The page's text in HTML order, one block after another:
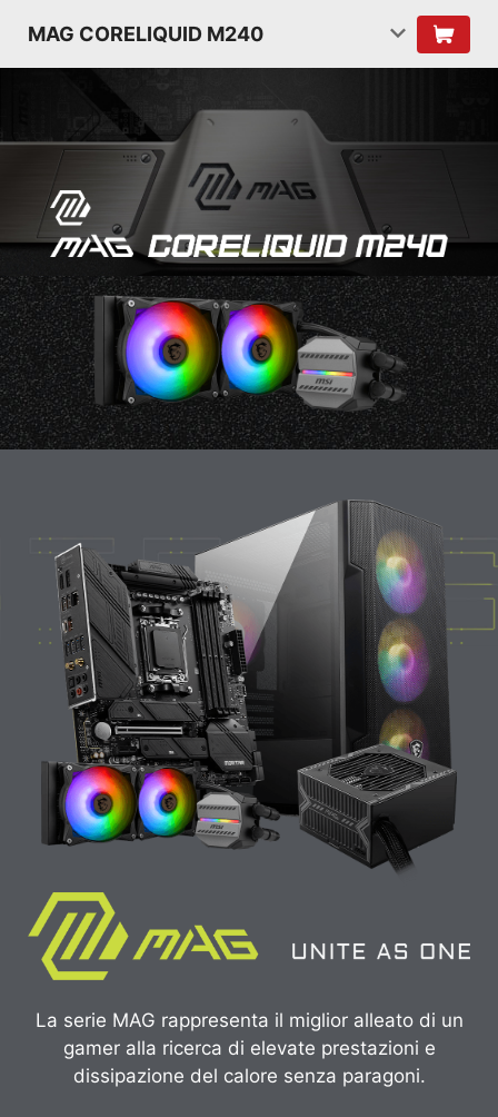
MAG CORELIQUID M240
La serie MAG rappresenta il miglior alleato di un
gamer alla ricerca di elevate prestazioni e
dissipazione del calore senza paragoni.